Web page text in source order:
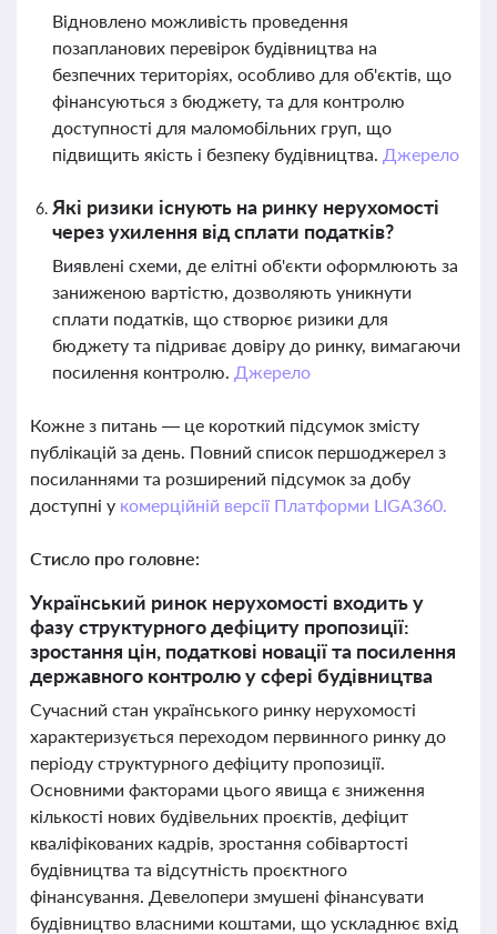
Відновлено можливість проведення
позапланових перевірок будівництва на
безпечних територіях, особливо для об'єктів, що
фінансуються з бюджету, та для контролю
доступності для маломобільних груп, що
підвищить якість і безпеку будівництва. Джерело
Які ризики існують на ринку нерухомості
через ухилення від сплати податків?
Виявлені схеми, де елітні об'єкти оформлюють за
заниженою вартістю, дозволяють уникнути
сплати податків, що створює ризики для
бюджету та підриває довіру до ринку, вимагаючи
посилення контролю. Джерело
Кожне з питань — це короткий підсумок змісту
публікацій за день. Повний список першоджерел з
посиланнями та розширений підсумок за добу
доступні у комерційній версії Платформи LIGA360.
Стисло про головне:
Український ринок нерухомості входить у
фазу структурного дефіциту пропозиції:
зростання цін, податкові новації та посилення
державного контролю у сфері будівництва
Сучасний стан українського ринку нерухомості
характеризується переходом первинного ринку до
періоду структурного дефіциту пропозиції.
Основними факторами цього явища є зниження
кількості нових будівельних проєктів, дефіцит
кваліфікованих кадрів, зростання собівартості
будівництва та відсутність проєктного
фінансування. Девелопери змушені фінансувати
будівництво власними коштами, що ускладнює вхід